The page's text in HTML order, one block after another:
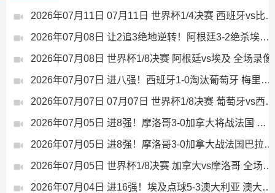
2026年07月11日 07月11日 世界杯1/4决赛 西班牙vs比利时 进球视频
2026年07月08日 让2追3绝地逆转！阿根廷3-2绝杀埃及进8强 梅西传射+失点恩佐绝杀
2026年07月08日 世界杯1/8决赛 阿根廷vs埃及 全场录像
2026年07月07日 进八强！西班牙1-0淘汰葡萄牙 梅里诺91分钟绝杀41岁C罗最后一舞
2026年07月07日 07月07日 世界杯1/8决赛 葡萄牙vs西班牙 精彩片段
2026年07月05日 进8强！摩洛哥3-0加拿大将战法国 乌纳希双响迪亚斯两助
2026年07月05日 进8强！摩洛哥3-0加拿大战法国巴拉圭胜者 乌纳希双响迪亚斯两助
2026年07月05日 世界杯1/8决赛 加拿大vs摩洛哥 全场录像
2026年07月04日 进16强！埃及点球5-3澳大利亚 澳大利亚119分钟换门将埃及4罚全中